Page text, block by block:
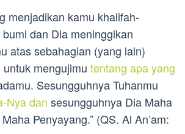
menjadikan kamu khalifah-
dan Dia meninggikan
atas sebahagian (yang lain)
mengujimu tentang apa yang
Sesungguhnya Tuhanmu
Nya dan sesungguhnya Dia Maha
Penyayang.” (QS. Al An’am: